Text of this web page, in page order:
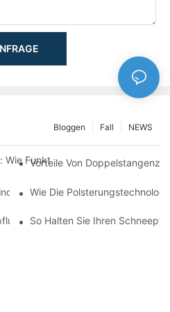
NEWS
Fall
Bloggen
Funktioniert Es & Gemeinsame
Vorteile Von
Verringerung Der Auswirkung
Wie Die
Schlüsselmerkmale Für Harte
So Halten Sie Ihren